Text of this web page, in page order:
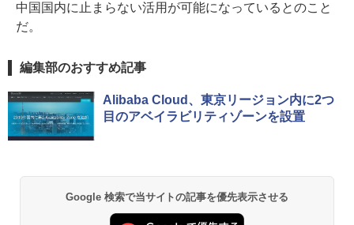
中国国内に止まらない活用が可能になっているとのこと
だ。
編集部のおすすめ記事
Alibaba Cloud、東京リージョン内に2つ
目のアベイラビリティゾーンを設置
Google 検索で当サイトの記事を優先表示させる